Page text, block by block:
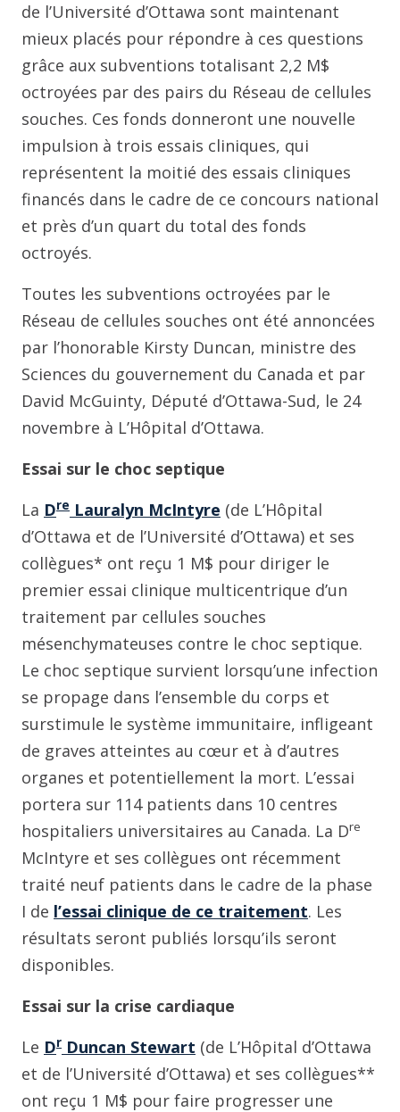
de l’Université d’Ottawa sont maintenant
mieux placés pour répondre à ces questions
grâce aux subventions totalisant 2,2 M$
octroyées par des pairs du Réseau de cellules
souches. Ces fonds donneront une nouvelle
impulsion à trois essais cliniques, qui
représentent la moitié des essais cliniques
financés dans le cadre de ce concours national
et près d’un quart du total des fonds
octroyés.
Toutes les subventions octroyées par le
Réseau de cellules souches ont été annoncées
par l’honorable Kirsty Duncan, ministre des
Sciences du gouvernement du Canada et par
David McGuinty, Député d’Ottawa-Sud, le 24
novembre à L’Hôpital d’Ottawa.
Essai sur le choc septique
La Dre Lauralyn McIntyre (de L’Hôpital
d’Ottawa et de l’Université d’Ottawa) et ses
collègues* ont reçu 1 M$ pour diriger le
premier essai clinique multicentrique d’un
traitement par cellules souches
mésenchymateuses contre le choc septique.
Le choc septique survient lorsqu’une infection
se propage dans l’ensemble du corps et
surstimule le système immunitaire, infligeant
de graves atteintes au cœur et à d’autres
organes et potentiellement la mort. L’essai
portera sur 114 patients dans 10 centres
hospitaliers universitaires au Canada. La Dre
McIntyre et ses collègues ont récemment
traité neuf patients dans le cadre de la phase
I de l’essai clinique de ce traitement. Les
résultats seront publiés lorsqu’ils seront
disponibles.
Essai sur la crise cardiaque
Le Dr Duncan Stewart (de L’Hôpital d’Ottawa
et de l’Université d’Ottawa) et ses collègues**
ont reçu 1 M$ pour faire progresser une